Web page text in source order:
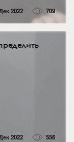
2022 709
2022 556